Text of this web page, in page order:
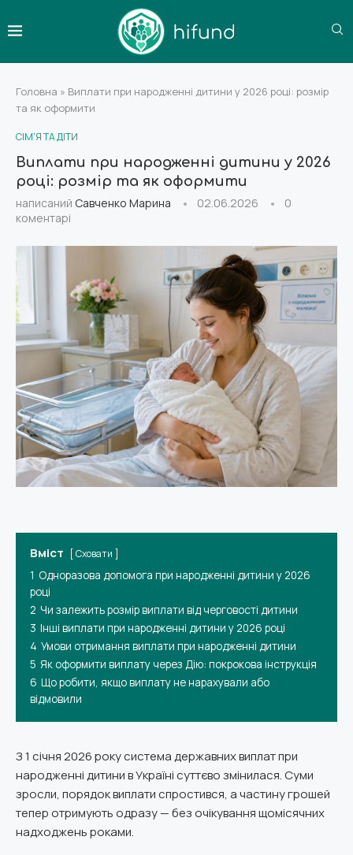
Головна » Виплати при народженні дитини у 2026 році: розмір
та як оформити
СІМ'Я ТА ДІТИ
Виплати при народженні дитини у 2026
році: розмір та як оформити
написаний Савченко Марина 02.06.2026
0
коментарі
Вміст Сховати
1 Одноразова допомога при народженні дитини у 2026
році
2 Чи залежить розмір виплати від черговості дитини
3 Інші виплати при народженні дитини у 2026 році
4 Умови отримання виплати при народженні дитини
5 Як оформити виплату через Дію: покрокова інструкція
6 Що робити, якщо виплату не нарахували або
відмовили
З 1 січня 2026 року система державних виплат при
народженні дитини в Україні суттєво змінилася. Суми
зросли, порядок виплати спростився, а частину грошей
тепер отримують одразу — без очікування щомісячних
надходжень роками.